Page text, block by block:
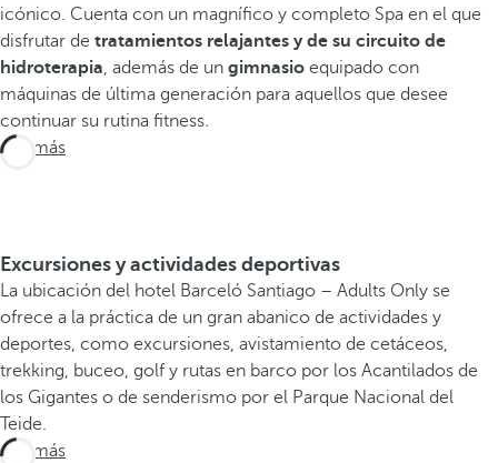
icónico. Cuenta con un magnífico y completo Spa en el que
disfrutar de tratamientos relajantes y de su circuito de
hidroterapia , además de un gimnasio equipado con
máquinas de última generación para aquellos que desee
continuar su rutina fitness.
Ver más
Excursiones y actividades deportivas
La ubicación del hotel Barceló Santiago – Adults Only se
ofrece a la práctica de un gran abanico de actividades y
deportes, como excursiones, avistamiento de cetáceos,
trekking, buceo, golf y rutas en barco por los Acantilados de
los Gigantes o de senderismo por el Parque Nacional del
Teide.
Ver más